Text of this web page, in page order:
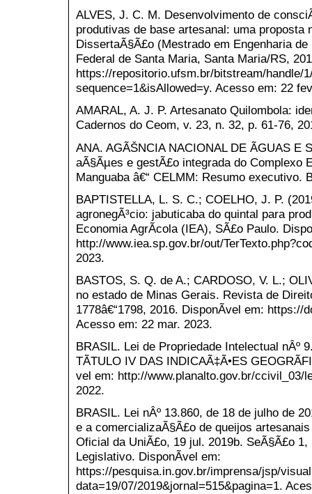
ALVES, J. C. M. Desenvolvimento de
produtivas de base artesanal: uma proposta
DissertaÃ§Ã£o (Mestrado em Engenharia
Federal de Santa Maria, Santa Maria/RS,
https://repositorio.ufsm.br/bitstream/handle/
sequence=1&isAllowed=y. Acesso em: 22
AMARAL, A. J. P. Artesanato Quilombola:
Cadernos do Ceom, v. 23, n. 32, p. 61-76,
ANA. AGÃŠNCIA NACIONAL DE ÃGUAS E
aÃ§Ãµes e gestÃ£o integrada do Complexo
Manguaba â€“ CELMM: Resumo executivo.
BAPTISTELLA, L. S. C.; COELHO, J. P.
agronegÃ³cio: jabuticaba do quintal para
Economia AgrÃ­cola (IEA), SÃ£o Paulo.
http://www.iea.sp.gov.br/out/
2023.
BASTOS, S. Q. de A.; CARDOSO, V. L.;
no estado de Minas Gerais. Revista de
1778â€“1798, 2016. DisponÃ­vel em: https://
Acesso em: 22 mar. 2023.
BRASIL. Lei de Propriedade Intelectual nÂº
TÃTULO IV DAS INDICAÃ‡Ã•ES
vel em: http://www.planalto.gov.br/ccivil_03/
2022.
BRASIL. Lei nÂº 13.860, de 18 de julho de
e a comercializaÃ§Ã£o de queijos
Oficial da UniÃ£o, 19 jul. 2019b. SeÃ§Ã£o
Legislativo. DisponÃ­vel em:
https://pesquisa.in.gov.br/imprensa/jsp/
data=19/07/2019&jornal=515&pagina=1.